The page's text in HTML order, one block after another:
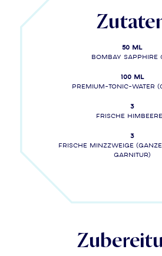
50 ml
BOMBAY SAPPHIRE
100 ml
Premium-Tonic-Water
3
Frische
3
Frische Minzzweige
Garnitur)